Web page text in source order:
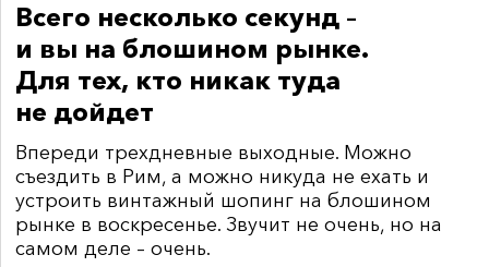
Всего несколько секунд –
и вы на блошином рынке.
Для тех, кто никак туда
не дойдет
Впереди трехдневные выходные. Можно
съездить в Рим, а можно никуда не ехать и
устроить винтажный шопинг на блошином
рынке в воскресенье. Звучит не очень, но на
самом деле – очень.